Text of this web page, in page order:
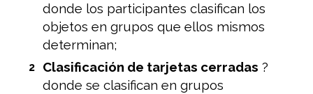
donde los participantes clasifican los
objetos en grupos que ellos mismos
determinan;
Clasificación de tarjetas cerradas ?
donde se clasifican en grupos